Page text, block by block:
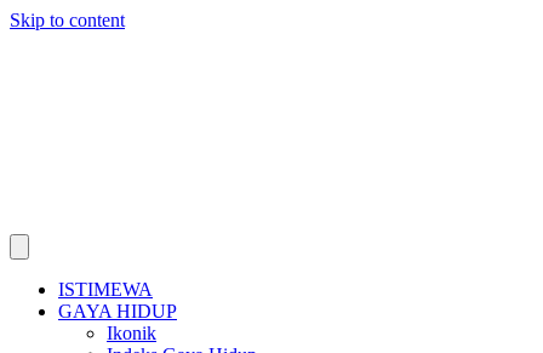
Skip to content
ISTIMEWA
GAYA HIDUP
Ikonik